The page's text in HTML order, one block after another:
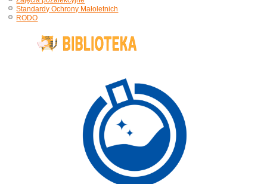
Standardy Ochrony Małoletnich
RODO